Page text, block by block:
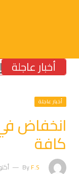
أخبار عاجلة
أخبار عاجلة
انخفاض
كافة
ByF.S أكتوبر